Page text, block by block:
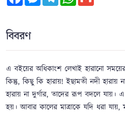
বিবরণ
এ বইয়ের অধিকাংশ লেখাই হারানো
কিন্তু, কিছু কি হারায়! ইছামতী নদী হারায়
হারায় না দুর্গার, তাদের রূপ বদলে যায়।
হয়। আবার কালের মাত্রাকে যদি ধরা